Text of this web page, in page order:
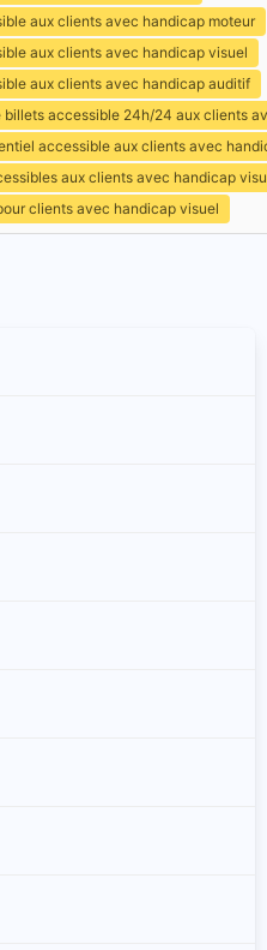
aux clients avec handicap moteur
aux clients avec handicap visuel
aux clients avec handicap auditif
billets accessible 24h/24 aux clients
accessible aux clients avec
aux clients avec handicap
clients avec handicap visuel